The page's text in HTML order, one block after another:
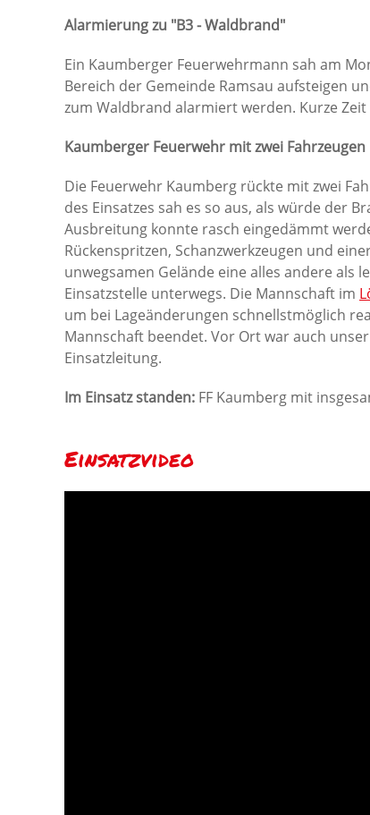
Alarmierung zu "B3 - Waldbrand"
Ein Kaumberger Feuerwehrmann sah am
Bereich der Gemeinde Ramsau aufsteigen
zum Waldbrand alarmiert werden. Kurze
Kaumberger Feuerwehr mit zwei Fahrzeugen
Die Feuerwehr Kaumberg rückte mit zwei
des Einsatzes sah es so aus, als würde der
Ausbreitung konnte rasch eingedämmt
Rückenspritzen, Schanzwerkzeugen und
unwegsamen Gelände eine alles andere als
Einsatzstelle unterwegs. Die Mannschaft im
um bei Lageänderungen schnellstmöglich
Mannschaft beendet. Vor Ort war auch
Einsatzleitung.
Im Einsatz standen: FF Kaumberg mit
Einsatzvideo